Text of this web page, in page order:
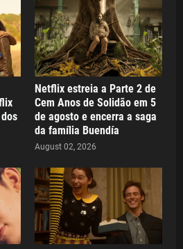
Netflix estreia a Parte 2 de
Cem Anos de Solidão em 5
de agosto e encerra a saga
da família Buendía
August 02, 2026